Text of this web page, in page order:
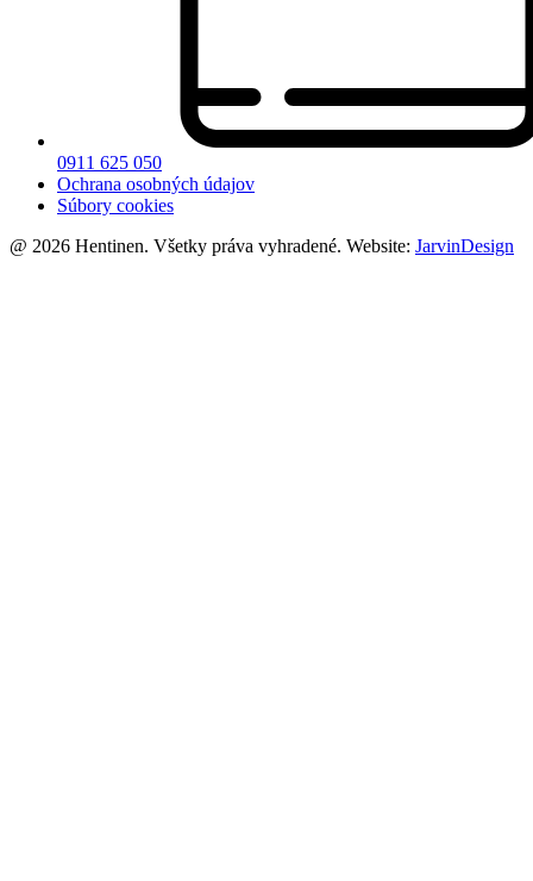
0911 625 050
Ochrana osobných údajov
Súbory cookies
@ 2026 Hentinen. Všetky práva vyhradené. Website: JarvinDesign